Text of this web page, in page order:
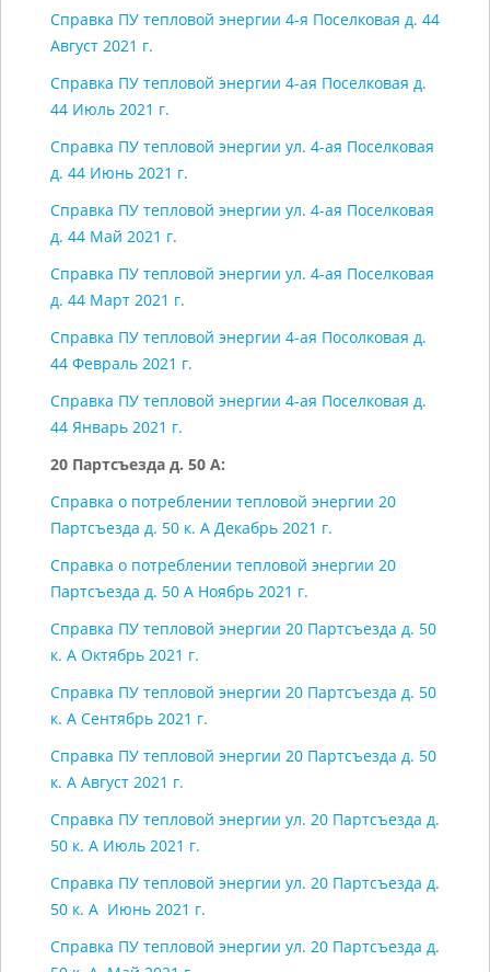
Справка ПУ тепловой энергии 4-я Поселковая д. 44
Август 2021 г.
Справка ПУ тепловой энергии 4-ая Поселковая д.
44 Июль 2021 г.
Справка ПУ тепловой энергии ул. 4-ая Поселковая
д. 44 Июнь 2021 г.
Справка ПУ тепловой энергии ул. 4-ая Поселковая
д. 44 Май 2021 г.
Справка ПУ тепловой энергии ул. 4-ая Поселковая
д. 44 Март 2021 г.
Справка ПУ тепловой энергии 4-ая Посолковая д.
44 Февраль 2021 г.
Справка ПУ тепловой энергии 4-ая Поселковая д.
44 Январь 2021 г.
20 Партсъезда д. 50 А:
Справка о потреблении тепловой энергии 20
Партсъезда д. 50 к. А Декабрь 2021 г.
Справка о потреблении тепловой энергии 20
Партсъезда д. 50 А Ноябрь 2021 г.
Справка ПУ тепловой энергии 20 Партсъезда д. 50
к. А Октябрь 2021 г.
Справка ПУ тепловой энергии 20 Партсъезда д. 50
к. А Сентябрь 2021 г.
Справка ПУ тепловой энергии 20 Партсъезда д. 50
к. А Август 2021 г.
Справка ПУ тепловой энергии ул. 20 Партсъезда д.
50 к. А Июль 2021 г.
Справка ПУ тепловой энергии ул. 20 Партсъезда д.
50 к. А Июнь 2021 г.
Справка ПУ тепловой энергии ул. 20 Партсъезда д.